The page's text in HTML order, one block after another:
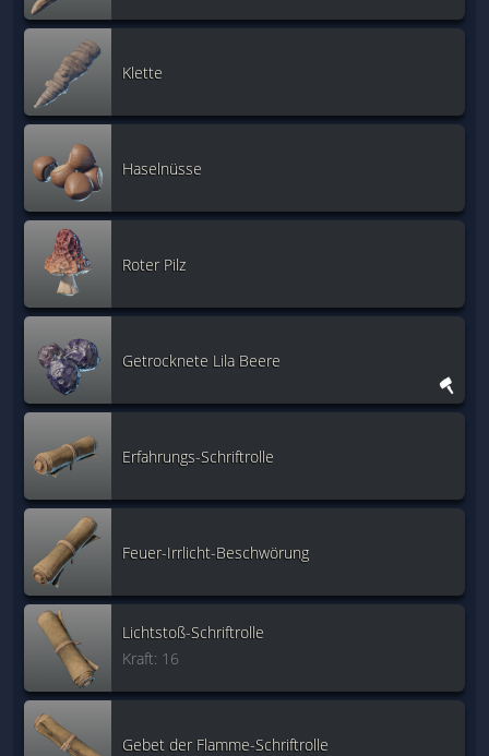
Klette
Haselnüsse
Roter Pilz
Getrocknete Lila Beere
Erfahrungs-Schriftrolle
Feuer-Irrlicht-Beschwörung
Lichtstoß-Schriftrolle
Kraft: 16
Gebet der Flamme-Schriftrolle